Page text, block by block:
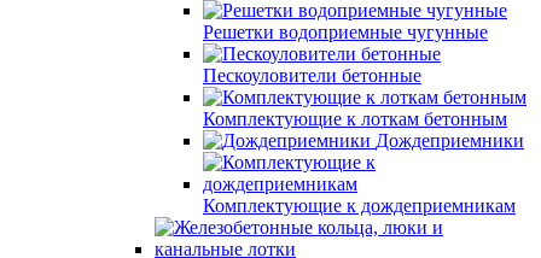
Решетки водоприемные чугунные
Пескоуловители бетонные
Комплектующие к лоткам бетонным
Дождеприемники
Комплектующие к дождеприемникам